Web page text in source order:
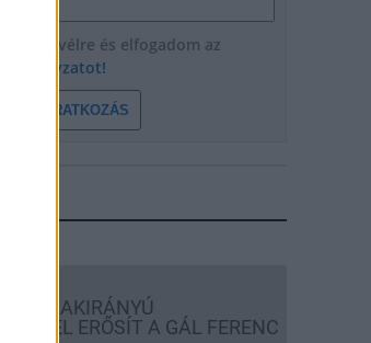
a hírlevélre és elfogadom az
szabályzatot!
FELIRATKOZÁS
IS SZAKIRÁNYÚ
ERŐSÍT A GÁL FERENC